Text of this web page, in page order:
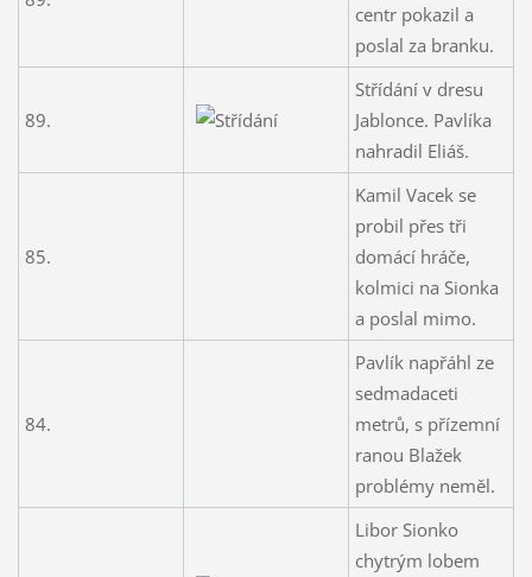
centr pokazil a
poslal za branku.
89.
Střídání v dresu
Jablonce. Pavlíka
nahradil Eliáš.
85.
Kamil Vacek se
probil přes tři
domácí hráče,
kolmici na Sionka
a poslal mimo.
84.
Pavlík napřáhl ze
sedmadaceti
metrů, s přízemní
ranou Blažek
problémy neměl.
Libor Sionko
chytrým lobem